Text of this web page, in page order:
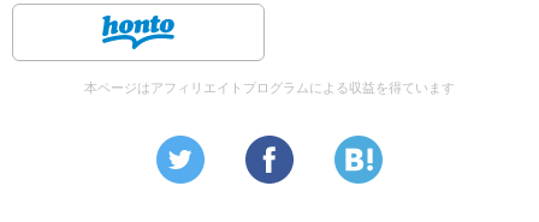
本ページはアフィリエイトプログラムによる収益を得ています